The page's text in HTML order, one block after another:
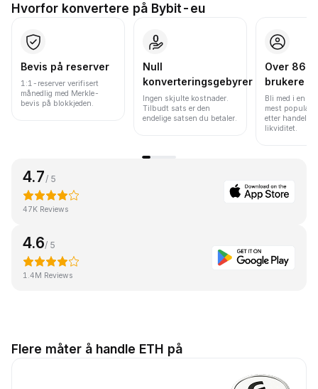
Hvorfor konvertere på Bybit-eu
Bevis på reserver
1:1-reserver verifisert
månedlig med Merkle-
bevis på blokkjeden.
Null
konverteringsgebyrer
Ingen skjulte kostnader.
Tilbudt sats er den
endelige satsen du betaler.
Over 86
brukere
Bli med i en av
mest
etter
likviditet.
4.7/ 5
47K Reviews
4.6/ 5
1.4M Reviews
Flere måter å handle ETH på